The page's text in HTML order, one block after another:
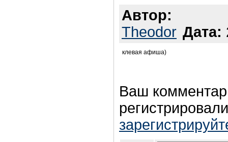
Автор:
Theodor Дата:
клевая афиша)
Ваш